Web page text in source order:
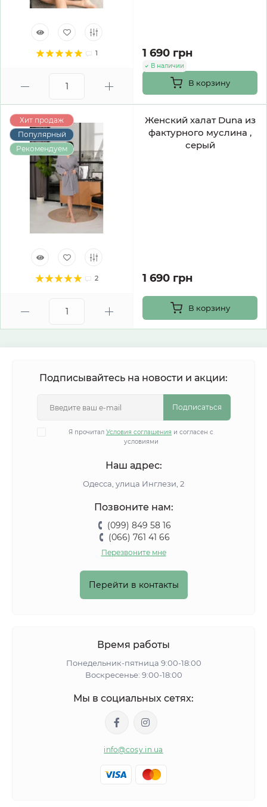
1 1 690 грн
В корзину
Хит продаж
Популярный
Рекомендуем
2
Женский халат Duna из
фактурного муслина ,
серый
В наличии
1 690 грн
В корзину
Подписывайтесь на новости и акции:
Подписаться
Я прочитал Условия соглашения и согласен с
условиями
Наш адрес:
Одесса, улица Инглези, 2
Позвоните нам:
(099) 849 58 16
(066) 761 41 66
Перезвоните мне
Перейти в контакты
Время работы
Понедельник-пятница 9:00-18:00
Воскресенье: 9:00-18:00
Мы в социальных сетях:
info@cosy.in.ua